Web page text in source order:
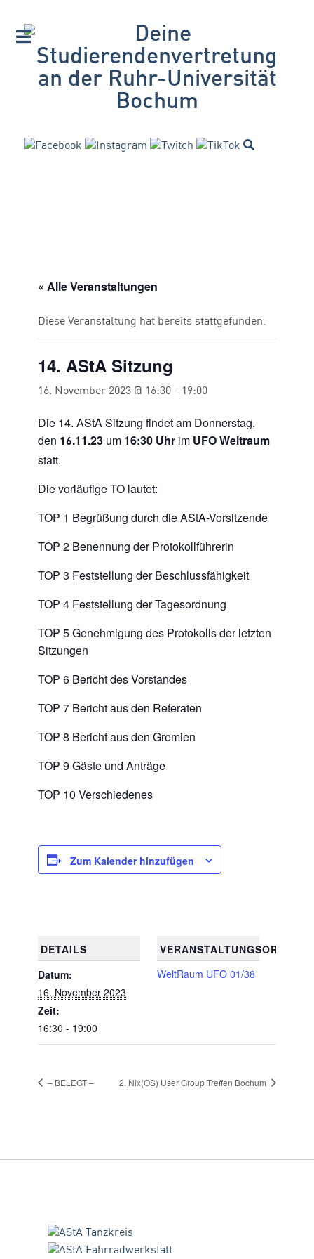
« Alle Veranstaltungen
Diese Veranstaltung hat bereits stattgefunden.
14. AStA Sitzung
16. November 2023 @ 16:30 - 19:00
Die 14. AStA Sitzung findet am Donnerstag,
den 16.11.23 um 16:30 Uhr im UFO Weltraum
statt.
Die vorläufige TO lautet:
TOP 1 Begrüßung durch die AStA-Vorsitzende
TOP 2 Benennung der Protokollführerin
TOP 3 Feststellung der Beschlussfähigkeit
TOP 4 Feststellung der Tagesordnung
TOP 5 Genehmigung des Protokolls der letzten
Sitzungen
TOP 6 Bericht des Vorstandes
TOP 7 Bericht aus den Referaten
TOP 8 Bericht aus den Gremien
TOP 9 Gäste und Anträge
TOP 10 Verschiedenes
Zum Kalender hinzufügen
DETAILS
Datum:
16. November 2023
Zeit:
16:30 - 19:00
VERANSTALTUNGSORT
WeltRaum UFO 01/38
– BELEGT – 2. Nix(OS) User Group Treffen Bochum